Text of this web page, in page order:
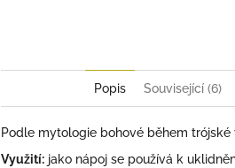
Popis Související (6)
Podle mytologie bohové během
Využití: jako nápoj se používá k